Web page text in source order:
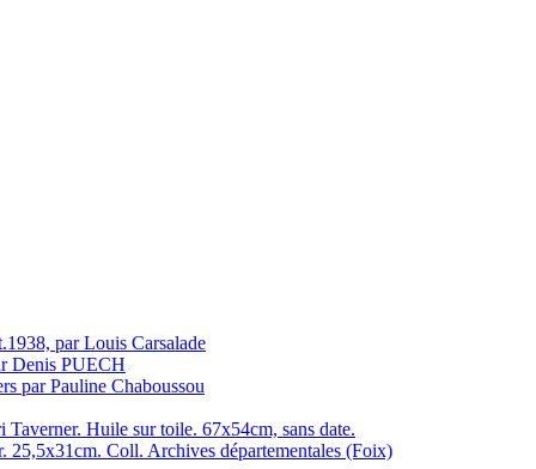
par Louis Carsalade
Denis PUECH
par Pauline Chaboussou
Huile sur toile. 67x54cm, sans date.
25,5x31cm. Coll. Archives départementales (Foix)